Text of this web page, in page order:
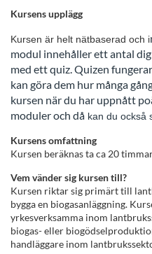
d
i
g
k
u
r
s
Kursens upplägg
Kursen är helt nätbaserad och i
modul innehåller ett antal
med ett quiz. Quizen
kan göra dem hur många
kursen när du har uppnått
moduler och då kan du också
Kursens omfattning
Kursen beräknas ta ca 20
Vem vänder sig kursen till?
Kursen riktar sig primärt till
bygga en biogasanläggning.
yrkesverksamma inom
biogas- eller
handläggare inom